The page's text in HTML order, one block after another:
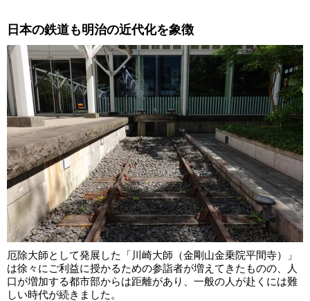
日本の鉄道も明治の近代化を象徴
厄除大師として発展した「川崎大師（金剛山金乗院平間寺）」
は徐々にご利益に授かるための参詣者が増えてきたものの、人
口が増加する都市部からは距離があり、一般の人が赴くには難
しい時代が続きました。